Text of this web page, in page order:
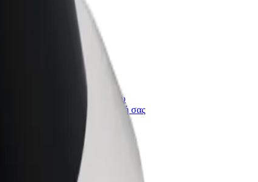
Προϊόντα και υπηρεσίες Bolt που
κλιμακώνονται για την επιχείρησή σας